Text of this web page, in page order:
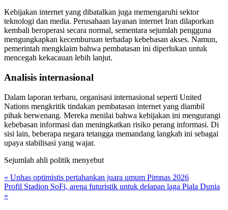
Kebijakan internet yang dibatalkan juga memengaruhi sektor
teknologi dan media. Perusahaan layanan internet Iran dilaporkan
kembali beroperasi secara normal, sementara sejumlah pengguna
mengungkapkan kecemburuan terhadap kebebasan akses. Namun,
pemerintah mengklaim bahwa pembatasan ini diperlukan untuk
mencegah kekacauan lebih lanjut.
Analisis internasional
Dalam laporan terbaru, organisasi internasional seperti United
Nations mengkritik tindakan pembatasan internet yang diambil
pihak berwenang. Mereka menilai bahwa kebijakan ini mengurangi
kebebasan informasi dan meningkatkan risiko perang informasi. Di
sisi lain, beberapa negara tetangga memandang langkah ini sebagai
upaya stabilisasi yang wajar.
Sejumlah ahli politik menyebut
« Unhas optimistis pertahankan juara umum Pimnas 2026
Profil Stadion SoFi, arena futuristik untuk delapan laga Piala Dunia
»